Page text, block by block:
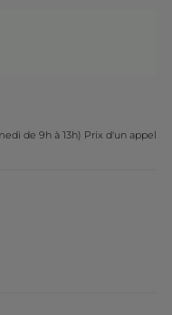
de 9h à 13h) Prix d'un appel